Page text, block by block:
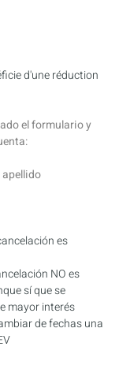
d'une réduction
el formulario y
apellido
es
NO es
sí que se
mayor interés
de fechas una